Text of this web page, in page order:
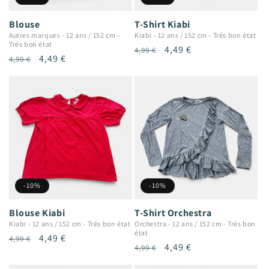
Blouse
Autres marques - 12 ans / 152 cm -
Trés bon état
Prix
4,99 €
Prix
4,49 €
T-Shirt Kiabi
Kiabi - 12 ans / 152 cm - Trés bon état
Prix
4,99 €
Prix
4,49 €
-10%
Blouse Kiabi
Kiabi - 12 ans / 152 cm - Trés bon état
Prix
4,99 €
Prix
4,49 €
-10%
T-Shirt Orchestra
Orchestra - 12 ans / 152 cm -Trés bon
état
Prix
4,99 €
Prix
4,49 €